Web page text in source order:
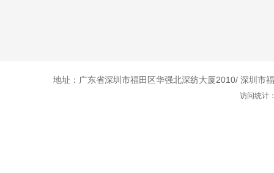
地址：广东省深圳市福田区华强北深纺大厦2010/ 深圳市
访问统计